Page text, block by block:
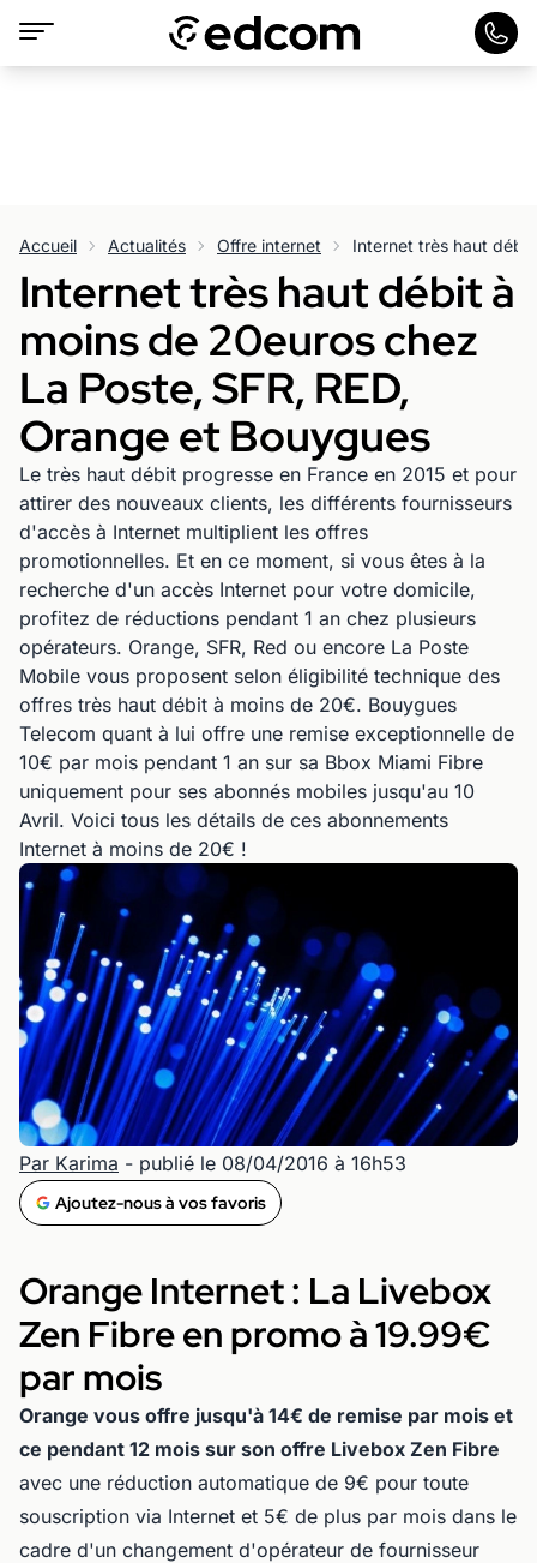
Accueil Actualités Offre internet
Internet très haut débit à
moins de 20euros chez
La Poste, SFR, RED,
Orange et Bouygues
Le très haut débit progresse en France en 2015 et pour
attirer des nouveaux clients, les différents fournisseurs
d'accès à Internet multiplient les offres
promotionnelles. Et en ce moment, si vous êtes à la
recherche d'un accès Internet pour votre domicile,
profitez de réductions pendant 1 an chez plusieurs
opérateurs. Orange, SFR, Red ou encore La Poste
Mobile vous proposent selon éligibilité technique des
offres très haut débit à moins de 20€. Bouygues
Telecom quant à lui offre une remise exceptionnelle de
10€ par mois pendant 1 an sur sa Bbox Miami Fibre
uniquement pour ses abonnés mobiles jusqu'au 10
Avril. Voici tous les détails de ces abonnements
Internet à moins de 20€ !
Par Karima - publié le 08/04/2016 à 16h53
Ajoutez-nous à vos favoris
Orange Internet : La Livebox
Zen Fibre en promo à 19.99€
par mois
Orange vous offre jusqu'à 14€ de remise par mois et
ce pendant 12 mois sur son offre Livebox Zen Fibre
avec une réduction automatique de 9€ pour toute
souscription via Internet et 5€ de plus par mois dans le
cadre d'un changement d'opérateur de fournisseur